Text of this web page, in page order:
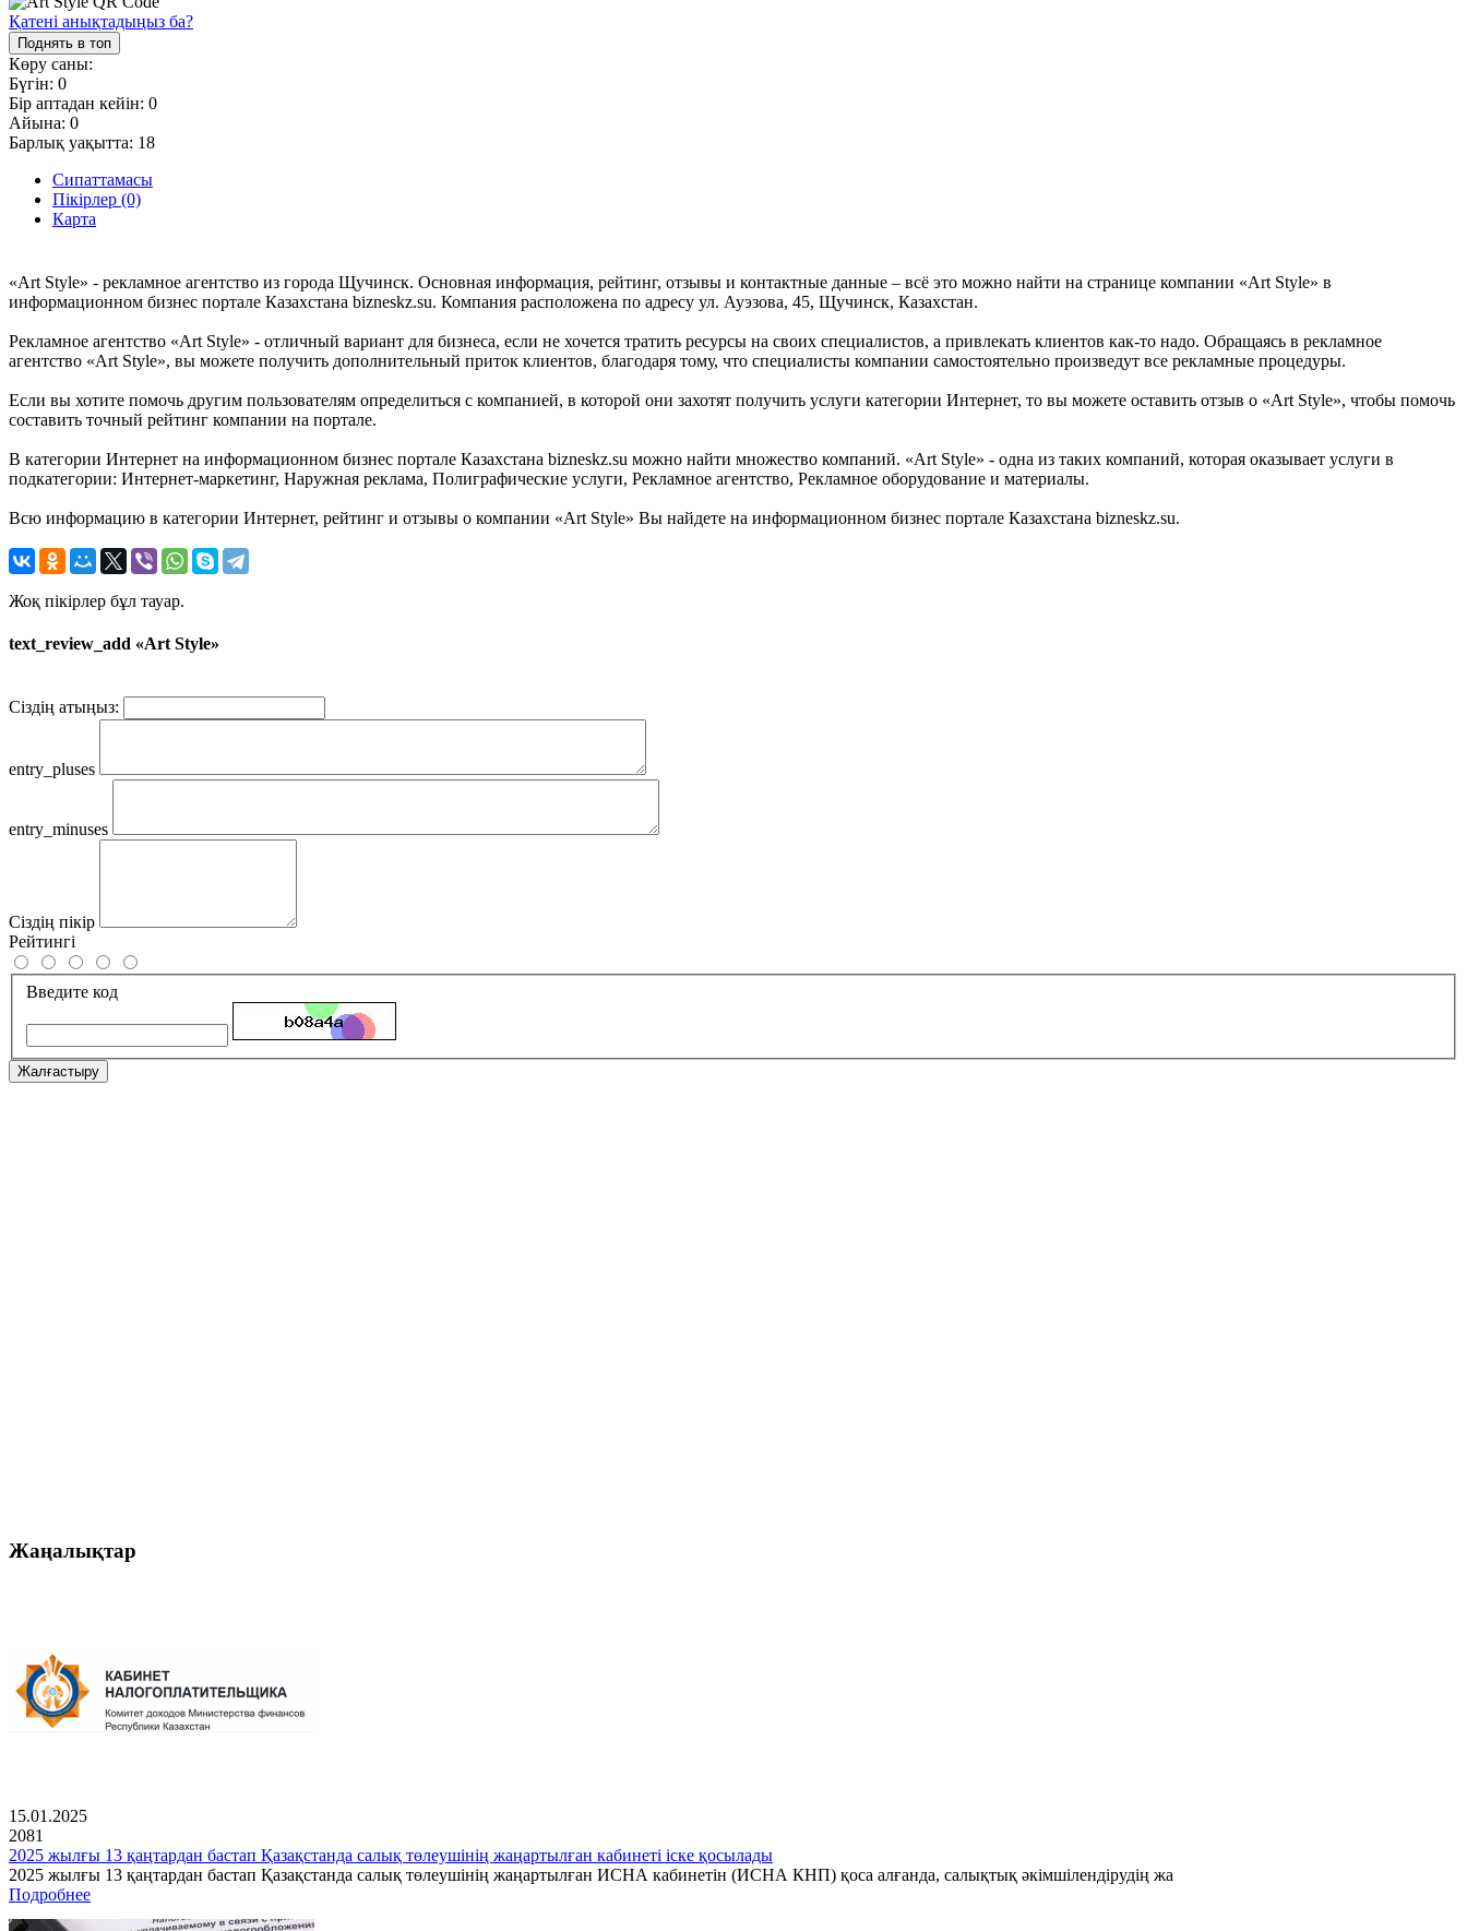
Қатені анықтадыңыз ба?
Поднять в топ
Көру саны:
Бүгін: 0
Бір аптадан кейін: 0
Айына: 0
Барлық уақытта: 18
Сипаттамасы
Пікірлер (0)
Карта
«Art Style» - рекламное агентство из города Щучинск. Основная информация, рейтинг, отзывы и контактные данные – всё это можно найти на странице компании «Art Style» в
информационном бизнес портале Казахстана bizneskz.su. Компания расположена по адресу ул. Ауэзова, 45, Щучинск, Казахстан.
Рекламное агентство «Art Style» - отличный вариант для бизнеса, если не хочется тратить ресурсы на своих специалистов, а привлекать клиентов как-то надо. Обращаясь в рекламное
агентство «Art Style», вы можете получить дополнительный приток клиентов, благодаря тому, что специалисты компании самостоятельно произведут все рекламные процедуры.
Если вы хотите помочь другим пользователям определиться с компанией, в которой они захотят получить услуги категории Интернет, то вы можете оставить отзыв о «Art Style», чтобы помочь
составить точный рейтинг компании на портале.
В категории Интернет на информационном бизнес портале Казахстана bizneskz.su можно найти множество компаний. «Art Style» - одна из таких компаний, которая оказывает услуги в
подкатегории: Интернет-маркетинг, Наружная реклама, Полиграфические услуги, Рекламное агентство, Рекламное оборудование и материалы.
Всю информацию в категории Интернет, рейтинг и отзывы о компании «Art Style» Вы найдете на информационном бизнес портале Казахстана bizneskz.su.
Жоқ пікірлер бұл тауар.
text_review_add «Art Style»
Сіздің атыңыз:
entry_pluses
entry_minuses
Сіздің пікір
Рейтингі
Введите код
Жалғастыру
Жаңалықтар
15.01.2025
2081
2025 жылғы 13 қаңтардан бастап Қазақстанда салық төлеушінің жаңартылған кабинеті іске қосылады
2025 жылғы 13 қаңтардан бастап Қазақстанда салық төлеушінің жаңартылған ИСНА кабинетін (ИСНА КНП) қоса алғанда, салықтық әкімшілендірудің жа
Подробнее